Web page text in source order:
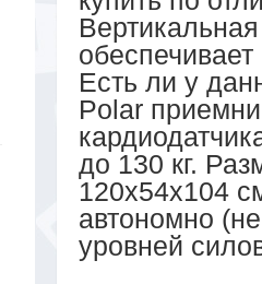
Есть ли у
Polar
до 130 кг.
120х54х104
автономно
уровней